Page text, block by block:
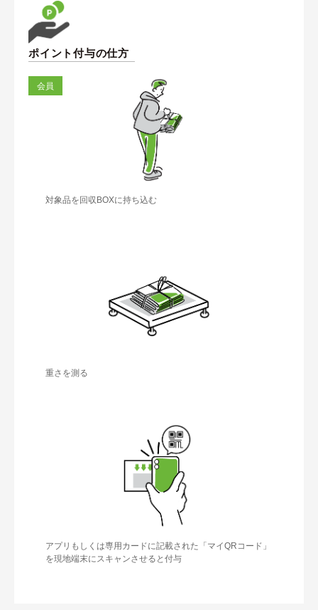
ポイント付与の仕方
会員
対象品を回収BOXに持ち込む
重さを測る
アプリもしくは専⽤カードに記載された「マイQRコード」
を現地端末にスキャンさせると付与